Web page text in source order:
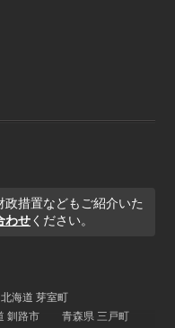
措置などもご紹介いた
わせください。
北海道 芽室町
釧路市
青森県 三戸町